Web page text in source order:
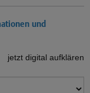
und
jetzt digital aufklären